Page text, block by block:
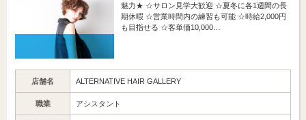
魅力★ ☆サロン見学大歓迎 ☆夏冬に各1週間の長
期休暇 ☆営業時間内の練習も可能 ☆時給2,000円
も目指せる ☆客単価10,000…
店舗名 ALTERNATIVE HAIR GALLERY
職業 アシスタント